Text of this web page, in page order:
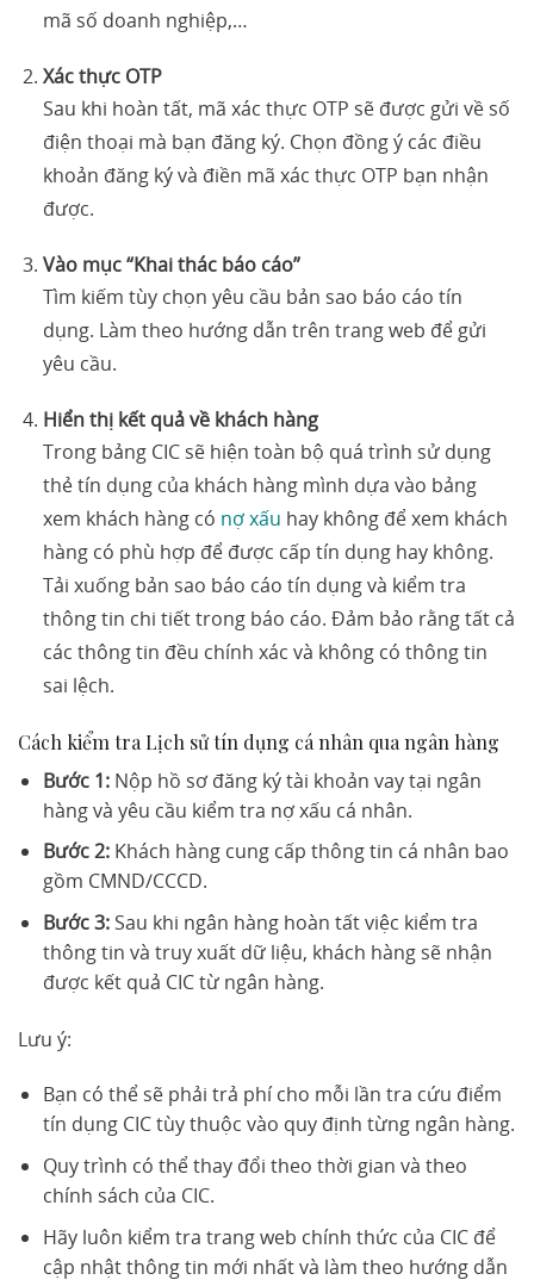
mã số doanh nghiệp,…
Xác thực OTP
Sau khi hoàn tất, mã xác thực OTP sẽ được gửi về số
điện thoại mà bạn đăng ký. Chọn đồng ý các điều
khoản đăng ký và điền mã xác thực OTP bạn nhận
được.
Vào mục “Khai thác báo cáo”
Tìm kiếm tùy chọn yêu cầu bản sao báo cáo tín
dụng. Làm theo hướng dẫn trên trang web để gửi
yêu cầu.
Hiển thị kết quả về khách hàng
Trong bảng CIC sẽ hiện toàn bộ quá trình sử dụng
thẻ tín dụng của khách hàng mình dựa vào bảng
xem khách hàng có nợ xấu hay không để xem khách
hàng có phù hợp để được cấp tín dụng hay không.
Tải xuống bản sao báo cáo tín dụng và kiểm tra
thông tin chi tiết trong báo cáo. Đảm bảo rằng tất cả
các thông tin đều chính xác và không có thông tin
sai lệch.
Cách kiểm tra Lịch sử tín dụng cá nhân qua ngân hàng
Bước 1:Nộp hồ sơ đăng ký tài khoản vay tại ngân
hàng và yêu cầu kiểm tra nợ xấu cá nhân.
Bước 2:Khách hàng cung cấp thông tin cá nhân bao
gồm CMND/CCCD.
Bước 3:Sau khi ngân hàng hoàn tất việc kiểm tra
thông tin và truy xuất dữ liệu, khách hàng sẽ nhận
được kết quả CIC từ ngân hàng.
Lưu ý:
Bạn có thể sẽ phải trả phí cho mỗi lần tra cứu điểm
tín dụng CIC tùy thuộc vào quy định từng ngân hàng.
Quy trình có thể thay đổi theo thời gian và theo
chính sách của CIC.
Hãy luôn kiểm tra trang web chính thức của CIC để
cập nhật thông tin mới nhất và làm theo hướng dẫn